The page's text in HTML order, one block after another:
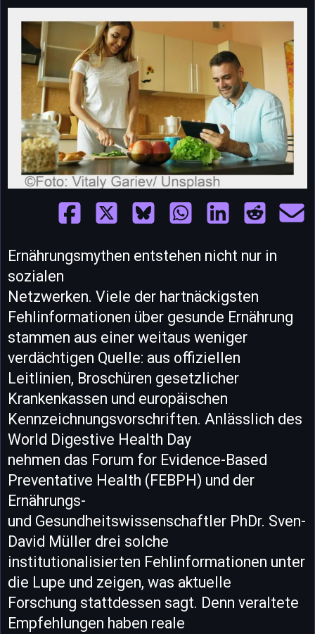
Ernährungsmythen entstehen nicht nur in
sozialen
Netzwerken. Viele der hartnäckigsten
Fehlinformationen über gesunde Ernährung
stammen aus einer weitaus weniger
verdächtigen Quelle: aus offiziellen
Leitlinien, Broschüren gesetzlicher
Krankenkassen und europäischen
Kennzeichnungsvorschriften. Anlässlich des
World Digestive Health Day
nehmen das Forum for Evidence-Based
Preventative Health (FEBPH) und der
Ernährungs-
und Gesundheitswissenschaftler PhDr. Sven-
David Müller drei solche
institutionalisierten Fehlinformationen unter
die Lupe und zeigen, was aktuelle
Forschung stattdessen sagt. Denn veraltete
Empfehlungen haben reale